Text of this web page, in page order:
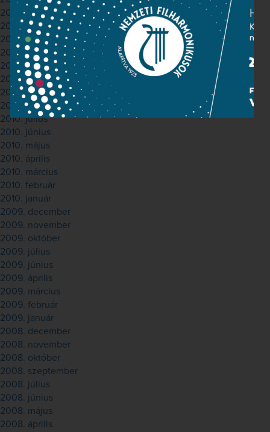
2011. április
2011. február
2011. január
2010. december
2010. november
2010. október
2010. szeptember
2010. augusztus
2010. július
2010. június
2010. május
2010. április
2010. március
2010. február
2010. január
2009. december
2009. november
2009. október
2009. július
2009. június
2009. április
2009. március
2009. február
2009. január
2008. december
2008. november
2008. október
2008. szeptember
2008. július
2008. június
2008. május
2008. április